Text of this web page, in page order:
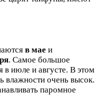
в мае и
. Самое большое
в июле и августе. В этом
влажности очень высок.
паромное